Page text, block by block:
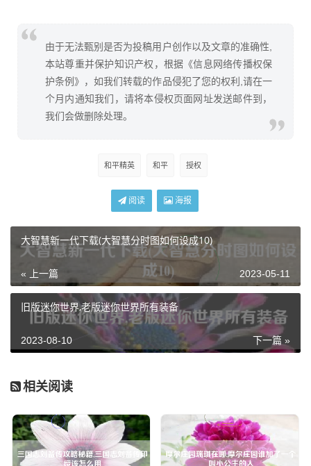
由于无法甄别是否为投稿用户创作以及文章的准确性,
本站尊重并保护知识产权，根据《信息网络传播权保
护条例》，如我们转载的作品侵犯了您的权利,请在一
个月内通知我们，请将本侵权页面网址发送邮件到，
我们会做删除处理。
和平精英 和平 授权
阅读 海报
大智慧新一代下载(大智慧分时图如何设成10)
« 上一篇 2023-05-11
旧版迷你世界,老版迷你世界所有装备
下一篇 »
2023-08-10
相关阅读